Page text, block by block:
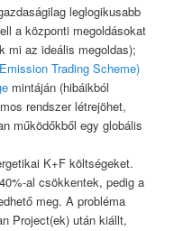
leglogikusabb
a központi megoldásokat
mi az ideális megoldas);
Trading Scheme)
mintáján (hibáikból
rendszer létrejöhet,
működőkből egy globális
K+F költségeket.
al csökkentek, pedig a
meg. A probléma
Project(ek) után kiállt,